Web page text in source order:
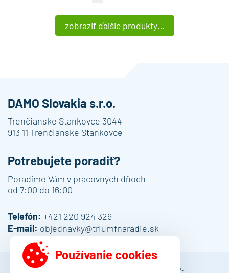
zobraziť ďalšie produkty…
DAMO Slovakia s.r.o.
Trenčianske Stankovce 3044
913 11 Trenčianske Stankovce
Potrebujete poradiť?
Poradíme Vám v pracovných dňoch
od 7:00 do 16:00
Telefón: +421 220 924 329
E-mail: objednavky@triumfnaradie.sk
© 2013 - 2026 DAMO Slovakia s.r.o.
Používanie cookies